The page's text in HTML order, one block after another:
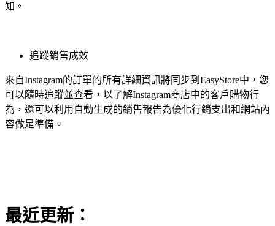
知。
追蹤銷售成效
來自Instagram的訂單的所有詳細資訊將同步到EasyStore中，您
可以隨時追蹤並查看，以了解Instagram商店中的客戶購物行
為，還可以利用自動生成的銷售報告為優化行銷支出和網站內
容做足準備。
最近更新：